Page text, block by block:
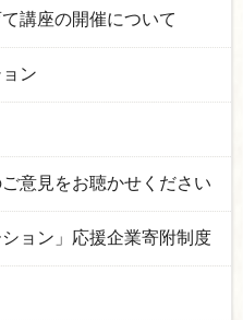
講座の開催について
ン
意見をお聴かせください
ョン」応援企業寄附制度